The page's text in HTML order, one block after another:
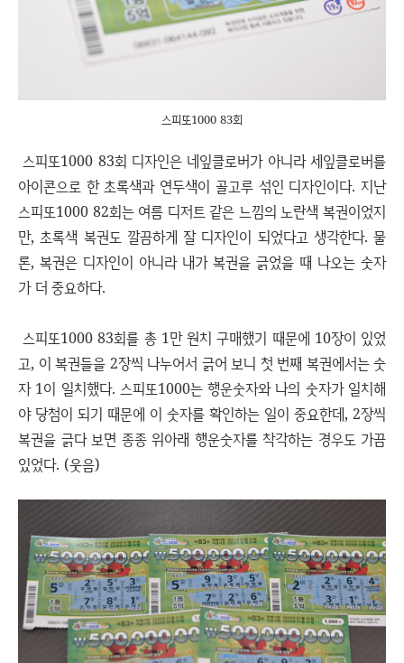
스피또1000 83회
스피또1000 83회 디자인은 네잎클로버가 아니라 세잎클로버를
아이콘으로 한 초록색과 연두색이 골고루 섞인 디자인이다. 지난
스피또1000 82회는 여름 디저트 같은 느낌의 노란색 복권이었지
만, 초록색 복권도 깔끔하게 잘 디자인이 되었다고 생각한다. 물
론, 복권은 디자인이 아니라 내가 복권을 긁었을 때 나오는 숫자
가 더 중요하다.
스피또1000 83회를 총 1만 원치 구매했기 때문에 10장이 있었
고, 이 복권들을 2장씩 나누어서 긁어 보니 첫 번째 복권에서는 숫
자 1이 일치했다. 스피또1000는 행운숫자와 나의 숫자가 일치해
야 당첨이 되기 때문에 이 숫자를 확인하는 일이 중요한데, 2장씩
복권을 긁다 보면 종종 위아래 행운숫자를 착각하는 경우도 가끔
있었다. (웃음)